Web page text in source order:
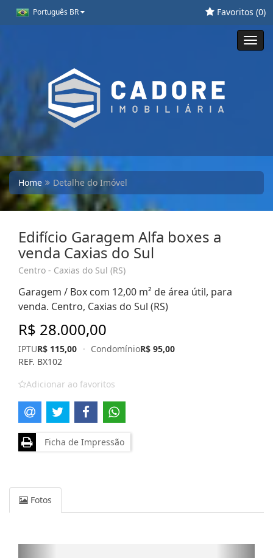
Português BR Favoritos (0)
Home Detalhe do Imóvel
Edifício Garagem Alfa boxes a
venda Caxias do Sul
Centro - Caxias do Sul (RS)
Garagem / Box com 12,00 m² de área útil, para
venda. Centro, Caxias do Sul (RS)
R$ 28.000,00
IPTUR$ 115,00 · CondomínioR$ 95,00
REF. BX102
Adicionar ao favoritos
Ficha de Impressão
Fotos